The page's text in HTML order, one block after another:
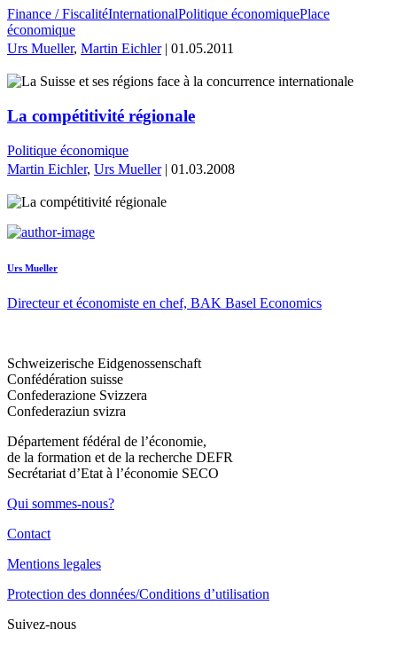
Finance / FiscalitéInternationalPolitique économiquePlace
économique
Urs Mueller, Martin Eichler| 01.05.2011
La compétitivité régionale
Politique économique
Martin Eichler, Urs Mueller| 01.03.2008
Urs Mueller
Directeur et économiste en chef, BAK Basel Economics
Schweizerische Eidgenossenschaft
Confédération suisse
Confederazione Svizzera
Confederaziun svizra
Département fédéral de l’économie,
de la formation et de la recherche DEFR
Secrétariat d’Etat à l’économie SECO
Qui sommes-nous?
Contact
Mentions legales
Protection des données/Conditions d’utilisation
Suivez-nous